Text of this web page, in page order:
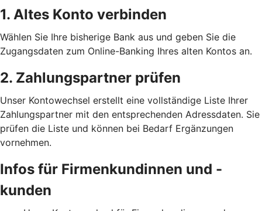
1. Altes Konto verbinden
Wählen Sie Ihre bisherige Bank aus und geben Sie die
Zugangsdaten zum Online-Banking Ihres alten Kontos an.
2. Zahlungspartner prüfen
Unser Kontowechsel erstellt eine vollständige Liste Ihrer
Zahlungspartner mit den entsprechenden Adressdaten. Sie
prüfen die Liste und können bei Bedarf Ergänzungen
vornehmen.
Infos für Firmenkundinnen und -
kunden